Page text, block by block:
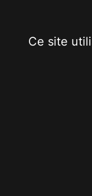
Ce site